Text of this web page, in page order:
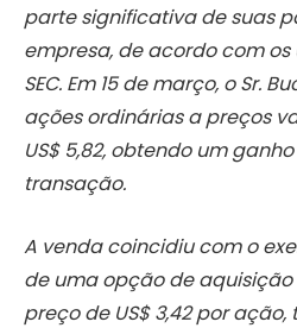
parte significativa de suas
empresa, de acordo com
SEC. Em 15 de março, o Sr.
ações ordinárias a preços
US$ 5,82, obtendo um
transação.
A venda coincidiu com o
de uma opção de aquisição
preço de US$ 3,42 por ação,